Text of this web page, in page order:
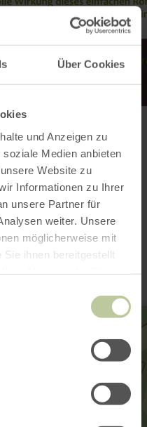
Über Cookies
und Anzeigen zu
Medien anbieten
Website zu
Informationen zu Ihrer
unsere Partner für
weiter. Unsere
möglicherweise mit
ihnen bereitgestellt